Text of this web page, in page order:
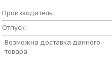
Производитель:
Отпуск:
Возможна доставка данного
товара